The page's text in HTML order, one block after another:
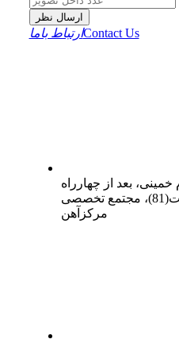
ارسال نظر
ارتباط باماContact Us
خمینی، بعد از چهارراه
شریف، نبش کوچه عدالت(81)، مجتمع تخصصی
مرکزآهن